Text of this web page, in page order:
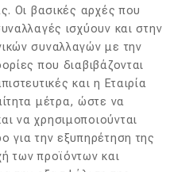
Οι βασικές αρχές που
ισχύουν και στην
συναλλαγών με την
που διαβιβάζονται
και η Εταιρία
μέτρα, ώστε να
να χρησιμοποιούνται
για την εξυπηρέτηση της
των προϊόντων και